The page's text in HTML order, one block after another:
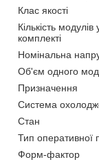
Клас якості
Кількість модулів
комплекті
Номінальна
Об'єм одного
Призначення
Система
Стан
Тип оперативної
Форм-фактор